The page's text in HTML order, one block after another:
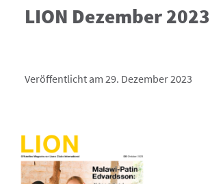
LION Dezember 2023
Veröffentlicht am 29. Dezember 2023